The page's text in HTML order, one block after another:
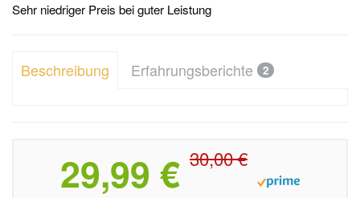
Sehr niedriger Preis bei guter Leistung
Beschreibung Erfahrungsberichte 2
29,99 € 30,00 €